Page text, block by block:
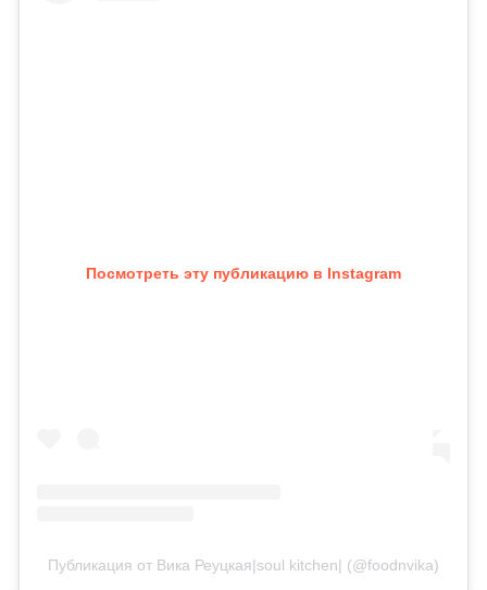
Посмотреть эту публикацию в Instagram
Публикация от Вика Реуцкая|soul kitchen| (@foodnvika)